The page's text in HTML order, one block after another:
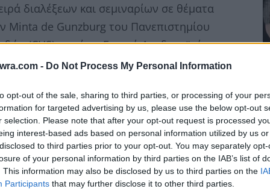
- Do Not Process My Personal Information
opt-out of the sale, sharing to third parties, or processing of your
for targeted advertising by us, please use the below opt-out
selection. Please note that after your opt-out request is processed
interest-based ads based on personal information utilized by us
to third parties prior to your opt-out. You may separately
of your personal information by third parties on the IAB’s list of
This information may also be disclosed by us to third parties on the
Participants that may further disclose it to other third parties.
διαλέξεων και σεμιναρίων σε θέματα
Minta de Gunzburg του Πανεπιστημίου
(CHS), κατά το Εαρινό Ακαδημαϊκό